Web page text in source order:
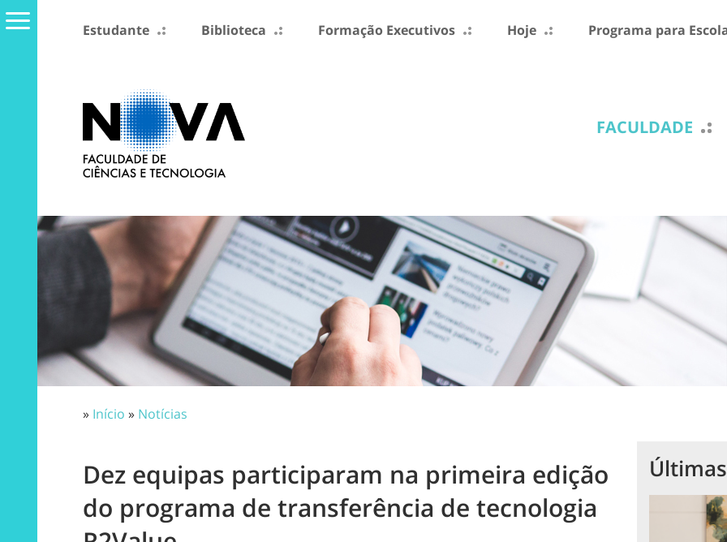
Estudante Biblioteca Formação Executivos Hoje Programa para
FACULDADE
» Início » Notícias
Dez equipas participaram na primeira edição
do programa de transferência de tecnologia